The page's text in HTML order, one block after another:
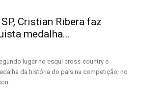
Cristian Ribera faz
medalha...
lugar no esqui cross-country e
da história do país na competição; no